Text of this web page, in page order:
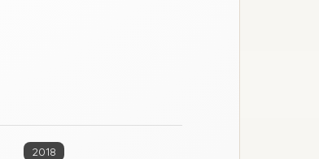
2018